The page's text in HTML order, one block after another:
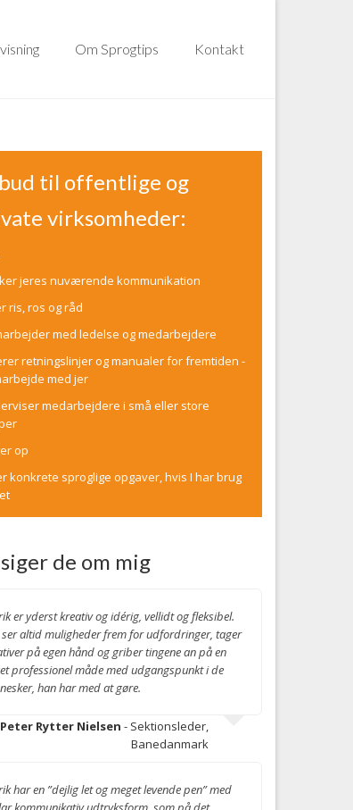
Om Sprogtips Kontakt
til offentlige og
virksomheder:
jeres nuværende kommunikation
ris, ros og råd
med ledelse og medarbejdere
retningslinjer og manualer for fremtiden -
med jer
medarbejdere i små eller store
op
konkrete sproglige opgaver, hvis I har brug
de om mig
er yderst kreativ og idérig, vellidt og fleksibel.
altid muligheder frem for udfordringer, tager
på egen hånd og griber tingene an på en
professionel måde med udgangspunkt i de
han har med at gøre.
Peter Rytter Nielsen - Sektionsleder,
Banedanmark
har en ”dejlig let og meget levende pen” med